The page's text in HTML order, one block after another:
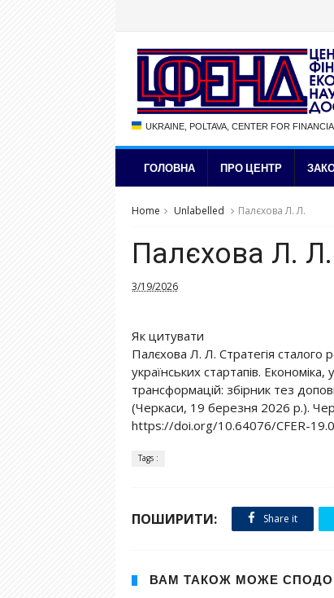
UKRAINE, POLTAVA, CENTER FOR
ГОЛОВНА ПРО ЦЕНТР
Home Unlabelled Палєхова Л. Л.
Палєхова Л. Л.
3/19/2026
Як цитувати
Палєхова Л. Л. Стратегія сталого
українських стартапів.
трансформацій: збірник тез
(Черкаси, 19 березня 2026 р.).
https://doi.org/10.64076/CFER-
Tags :
ПОШИРИТИ: Share it
ВАМ ТАКОЖ МОЖЕ